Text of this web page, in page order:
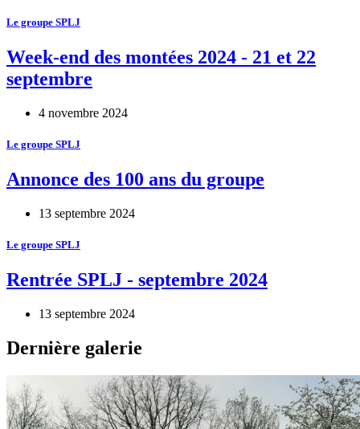
Le groupe SPLJ
Week-end des montées 2024 - 21 et 22
septembre
4 novembre 2024
Le groupe SPLJ
Annonce des 100 ans du groupe
13 septembre 2024
Le groupe SPLJ
Rentrée SPLJ - septembre 2024
13 septembre 2024
Dernière galerie